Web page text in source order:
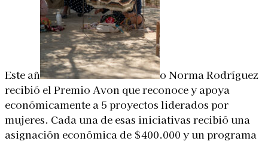
Este añ
o Norma Rodríguez
recibió el Premio Avon que reconoce y apoya
económicamente a 5 proyectos liderados por
mujeres. Cada una de esas iniciativas recibió una
asignación económica de $400.000 y un programa